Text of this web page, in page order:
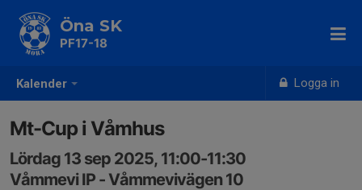
Kalender Logga in
Öna SK
PF17-18
Mt-Cup i Våmhus
Lördag 13 sep 2025, 11:00-11:30
Våmmevi IP - Våmmevivägen 10